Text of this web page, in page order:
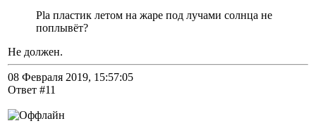
Pla пластик летом на жаре под лучами солнца не
поплывёт?
Не должен.
08 Февраля 2019, 15:57:05
Ответ #11